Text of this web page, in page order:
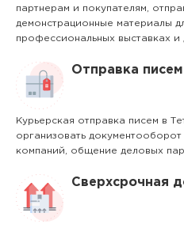
партнерам и покупателям,
демонстрационные материалы
профессиональных выставках и
Отправка писем
Курьерская отправка писем в
организовать
компаний, общение деловых
Сверхсрочная